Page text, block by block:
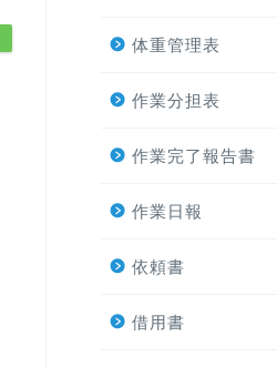
体重管理表
作業分担表
作業完了報告書
作業日報
依頼書
借用書